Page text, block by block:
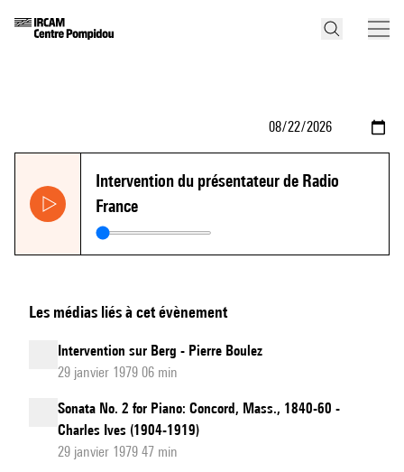
Intervention du présentateur de Radio
France
Les médias liés à cet évènement
Intervention sur Berg - Pierre Boulez
29 janvier 1979 06 min
Sonata No. 2 for Piano: Concord, Mass., 1840-60 -
Charles Ives (1904-1919)
29 janvier 1979 47 min